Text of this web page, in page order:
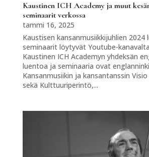
Kaustinen ICH Academy ja muut
seminaarit verkossa
tammi 16, 2025
Kaustisen kansanmusiikkijuhlien 2024
seminaarit löytyvät Youtube-
Kaustinen ICH Academyn yhdeksän
luentoa ja seminaaria ovat
Kansanmusiikin ja kansantanssin
sekä Kulttuuriperintö,...